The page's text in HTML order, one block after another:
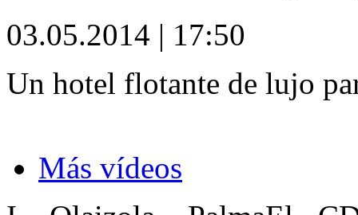
03.05.2014 | 17:50
Un hotel flotante de lujo
Más vídeos